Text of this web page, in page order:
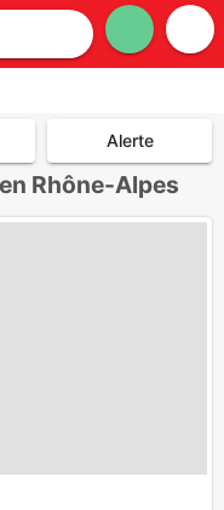
Alerte
Rhône-Alpes